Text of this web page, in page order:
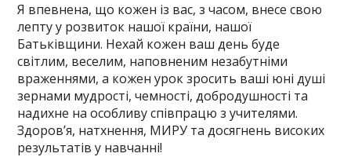
Я впевнена, що кожен із вас, з часом, внесе свою
лепту у розвиток нашої країни, нашої
Батьківщини. Нехай кожен ваш день буде
світлим, веселим, наповненим незабутніми
враженнями, а кожен урок зросить ваші юні душі
зернами мудрості, чемності, добродушності та
надихне на особливу співпрацю з учителями.
Здоров’я, натхнення, МИРУ та досягнень високих
результатів у навчанні!